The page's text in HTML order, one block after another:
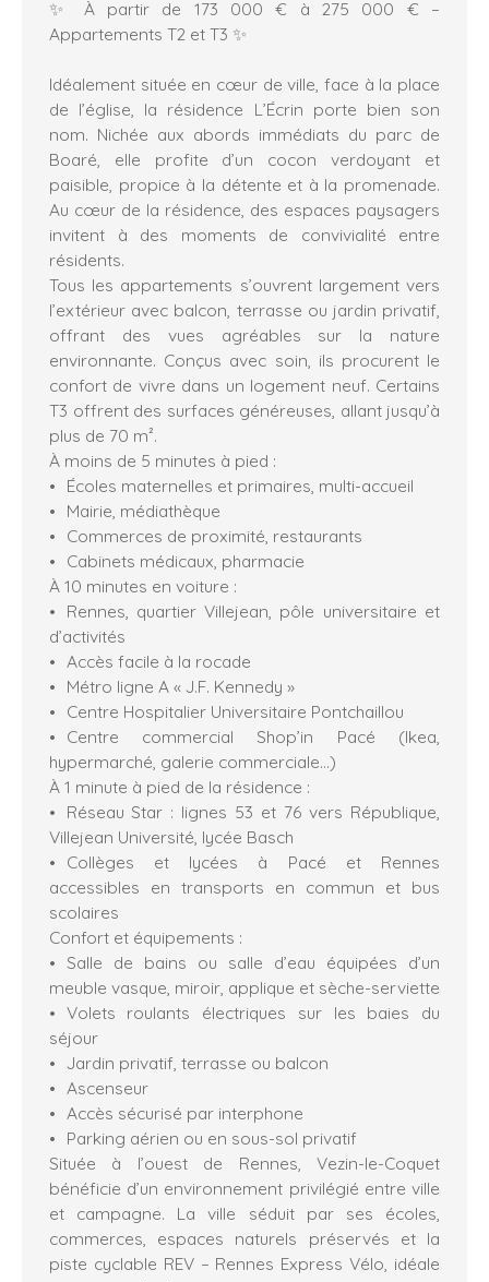
✨ À partir de 173 000 € à 275 000 € –
Appartements T2 et T3 ✨
Idéalement située en cœur de ville, face à la place
de l’église, la résidence L’Écrin porte bien son
nom. Nichée aux abords immédiats du parc de
Boaré, elle profite d’un cocon verdoyant et
paisible, propice à la détente et à la promenade.
Au cœur de la résidence, des espaces paysagers
invitent à des moments de convivialité entre
résidents.
Tous les appartements s’ouvrent largement vers
l’extérieur avec balcon, terrasse ou jardin privatif,
offrant des vues agréables sur la nature
environnante. Conçus avec soin, ils procurent le
confort de vivre dans un logement neuf. Certains
T3 offrent des surfaces généreuses, allant jusqu’à
plus de 70 m².
À moins de 5 minutes à pied :
Écoles maternelles et primaires, multi-accueil
Mairie, médiathèque
Commerces de proximité, restaurants
Cabinets médicaux, pharmacie
À 10 minutes en voiture :
Rennes, quartier Villejean, pôle universitaire et
d’activités
Accès facile à la rocade
Métro ligne A « J.F. Kennedy »
Centre Hospitalier Universitaire Pontchaillou
Centre commercial Shop’in Pacé (Ikea,
hypermarché, galerie commerciale…)
À 1 minute à pied de la résidence :
Réseau Star : lignes 53 et 76 vers République,
Villejean Université, lycée Basch
Collèges et lycées à Pacé et Rennes
accessibles en transports en commun et bus
scolaires
Confort et équipements :
Salle de bains ou salle d’eau équipées d’un
meuble vasque, miroir, applique et sèche-serviette
Volets roulants électriques sur les baies du
séjour
Jardin privatif, terrasse ou balcon
Ascenseur
Accès sécurisé par interphone
Parking aérien ou en sous-sol privatif
Située à l’ouest de Rennes, Vezin-le-Coquet
bénéficie d’un environnement privilégié entre ville
et campagne. La ville séduit par ses écoles,
commerces, espaces naturels préservés et la
piste cyclable REV – Rennes Express Vélo, idéale